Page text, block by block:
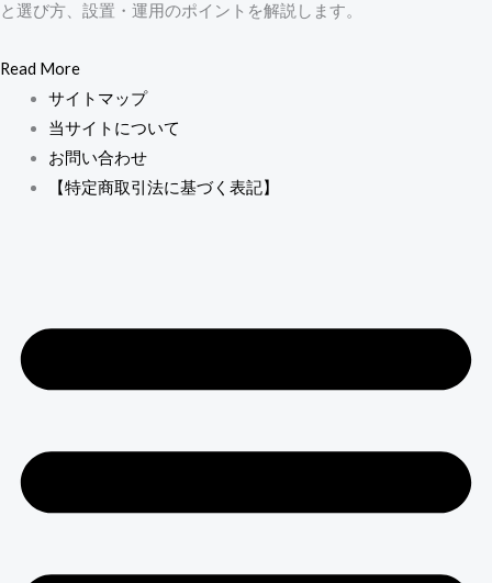
と選び方、設置・運用のポイントを解説します。
Read More
サイトマップ
当サイトについて
お問い合わせ
【特定商取引法に基づく表記】